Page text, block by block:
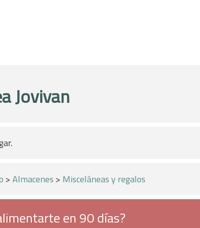
Jovivan
>Almacenes > Misceláneas y regalos
en 90 días?